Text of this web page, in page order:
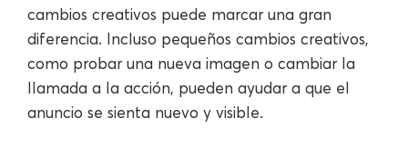
cambios creativos puede marcar una gran
diferencia. Incluso pequeños cambios creativos,
como probar una nueva imagen o cambiar la
llamada a la acción, pueden ayudar a que el
anuncio se sienta nuevo y visible.